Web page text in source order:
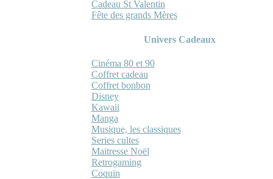
Cadeau St Valentin
Fête des grands Mères
Univers Cadeaux
Cinéma 80 et 90
Coffret cadeau
Coffret bonbon
Disney
Kawaii
Manga
Musique, les classiques
Series cultes
Maitresse Noël
Retrogaming
Coquin